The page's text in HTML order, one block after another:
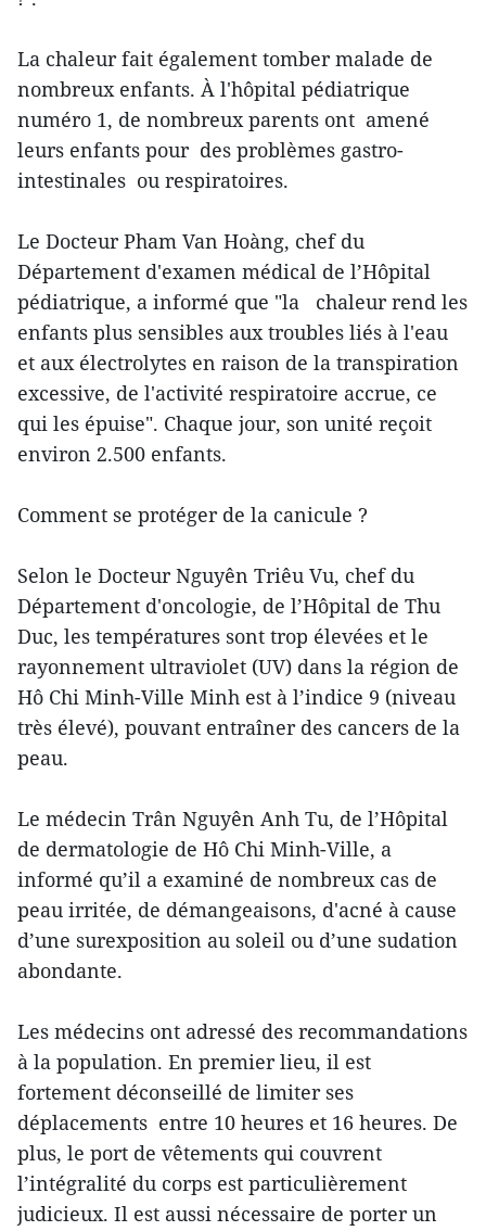
La chaleur fait également tomber malade de
nombreux enfants. À l'hôpital pédiatrique
numéro 1, de nombreux parents ont amené
leurs enfants pour des problèmes gastro-
intestinales ou respiratoires.
Le Docteur Pham Van Hoàng, chef du
Département d'examen médical de l’Hôpital
pédiatrique, a informé que "la chaleur rend les
enfants plus sensibles aux troubles liés à l'eau
et aux électrolytes en raison de la transpiration
excessive, de l'activité respiratoire accrue, ce
qui les épuise". Chaque jour, son unité reçoit
environ 2.500 enfants.
Comment se protéger de la canicule ?
Selon le Docteur Nguyên Triêu Vu, chef du
Département d'oncologie, de l’Hôpital de Thu
Duc, les températures sont trop élevées et le
rayonnement ultraviolet (UV) dans la région de
Hô Chi Minh-Ville Minh est à l’indice 9 (niveau
très élevé), pouvant entraîner des cancers de la
peau.
Le médecin Trân Nguyên Anh Tu, de l’Hôpital
de dermatologie de Hô Chi Minh-Ville, a
informé qu’il a examiné de nombreux cas de
peau irritée, de démangeaisons, d'acné à cause
d’une surexposition au soleil ou d’une sudation
abondante.
Les médecins ont adressé des recommandations
à la population. En premier lieu, il est
fortement déconseillé de limiter ses
déplacements entre 10 heures et 16 heures. De
plus, le port de vêtements qui couvrent
l’intégralité du corps est particulièrement
judicieux. Il est aussi nécessaire de porter un